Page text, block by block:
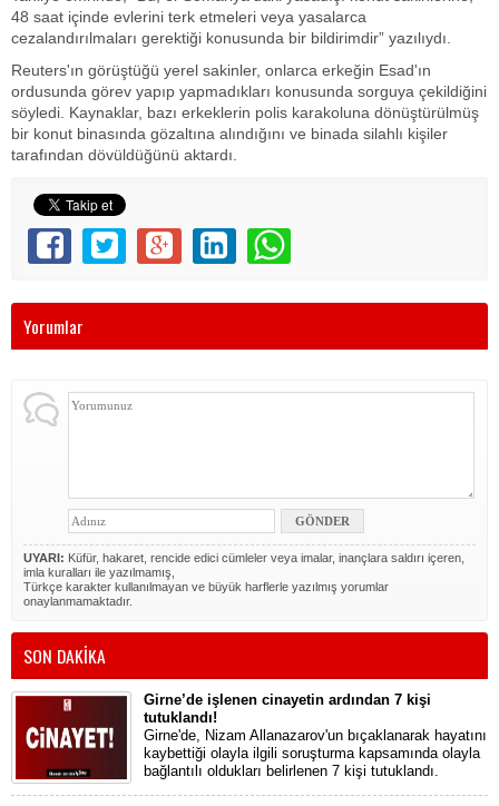
48 saat içinde evlerini terk etmeleri veya yasalarca
cezalandırılmaları gerektiği konusunda bir bildirimdir” yazılıydı.
Reuters'ın görüştüğü yerel sakinler, onlarca erkeğin Esad'ın
ordusunda görev yapıp yapmadıkları konusunda sorguya çekildiğini
söyledi. Kaynaklar, bazı erkeklerin polis karakoluna dönüştürülmüş
bir konut binasında gözaltına alındığını ve binada silahlı kişiler
tarafından dövüldüğünü aktardı.
Yorumlar
UYARI: Küfür, hakaret, rencide edici cümleler veya imalar, inançlara saldırı içeren,
imla kuralları ile yazılmamış,
Türkçe karakter kullanılmayan ve büyük harflerle yazılmış yorumlar
onaylanmamaktadır.
SON DAKİKA
Girne’de işlenen cinayetin ardından 7 kişi
tutuklandı!
Girne'de, Nizam Allanazarov'un bıçaklanarak hayatını
kaybettiği olayla ilgili soruşturma kapsamında olayla
bağlantılı oldukları belirlenen 7 kişi tutuklandı.